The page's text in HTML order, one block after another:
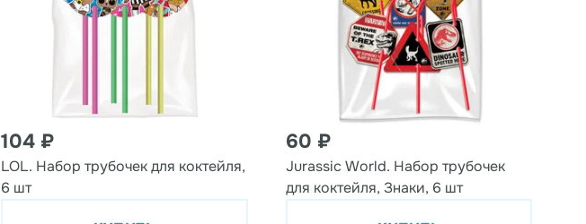
104 ₽
LOL. Набор трубочек для коктейля,
6 шт
60 ₽
Jurassic World. Набор трубочек
для коктейля, Знаки, 6 шт